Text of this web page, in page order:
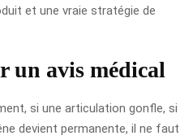
et une vraie stratégie de
un avis médical
si une articulation gonfle, si
devient permanente, il ne faut